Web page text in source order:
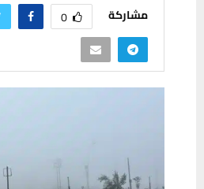
مشاركة 0